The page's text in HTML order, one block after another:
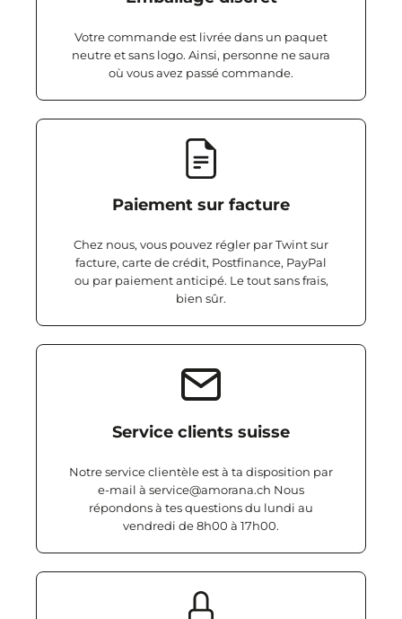
Votre commande est livrée dans un paquet
neutre et sans logo. Ainsi, personne ne saura
où vous avez passé commande.
Paiement sur facture
Chez nous, vous pouvez régler par Twint sur
facture, carte de crédit, Postfinance, PayPal
ou par paiement anticipé. Le tout sans frais,
bien sûr.
Service clients suisse
Notre service clientèle est à ta disposition par
e-mail à service@amorana.ch Nous
répondons à tes questions du lundi au
vendredi de 8h00 à 17h00.